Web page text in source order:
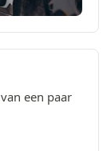
een paar